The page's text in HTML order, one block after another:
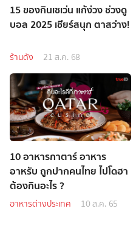
15 ของกินเซเว่น แก้ง่วง ช่วงดู
บอล 2025 เชียร์สนุก ตาสว่าง!
ร้านดัง 21 ส.ค. 68
10 อาหารกาตาร์ อาหาร
อาหรับ ถูกปากคนไทย ไปโดฮา
ต้องกินอะไร ?
อาหารต่างประเทศ 10 ส.ค. 65